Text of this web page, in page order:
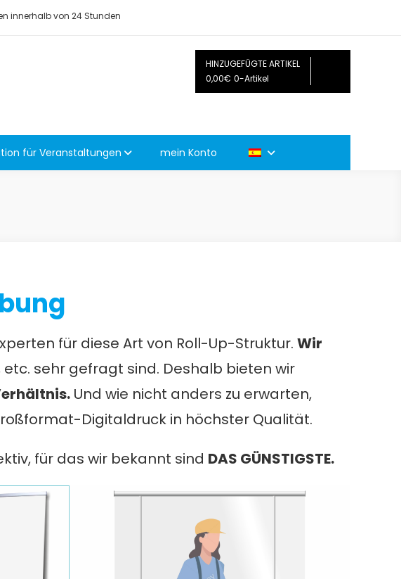
innerhalb von 24 Stunden
HINZUGEFÜGTE ARTIKEL
0,00€ 0-Artikel
für Veranstaltungen mein Konto
für diese Art von Roll-Up-Struktur. Wir
sehr gefragt sind. Deshalb bieten wir
Und wie nicht anders zu erwarten,
Digitaldruck in höchster Qualität.
für das wir bekannt sind DAS GÜNSTIGSTE.